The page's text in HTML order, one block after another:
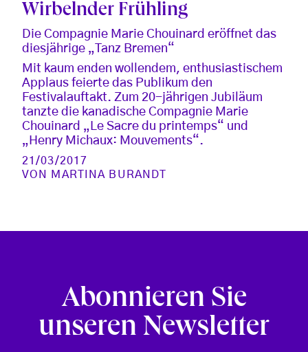
Wirbelnder Frühling
Die Compagnie Marie Chouinard eröffnet das
diesjährige „Tanz Bremen“
Mit kaum enden wollendem, enthusiastischem
Applaus feierte das Publikum den
Festivalauftakt. Zum 20-jährigen Jubiläum
tanzte die kanadische Compagnie Marie
Chouinard „Le Sacre du printemps“ und
„Henry Michaux: Mouvements“.
21/03/2017
VON MARTINA BURANDT
Abonnieren Sie
unseren Newsletter